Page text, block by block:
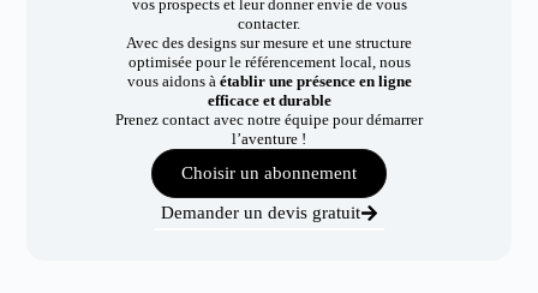
vos prospects et leur donner envie de vous
contacter.
Avec des designs sur mesure et une structure
optimisée pour le référencement local, nous
vous aidons à établir une présence en ligne
efficace et durable
Prenez contact avec notre équipe pour démarrer
l’aventure !
Choisir un abonnement
Demander un devis gratuit